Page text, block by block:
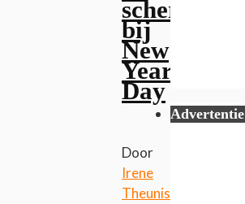
schermen
bij
New
Years
Day
Door
Irene
Theunissen
Advertentie